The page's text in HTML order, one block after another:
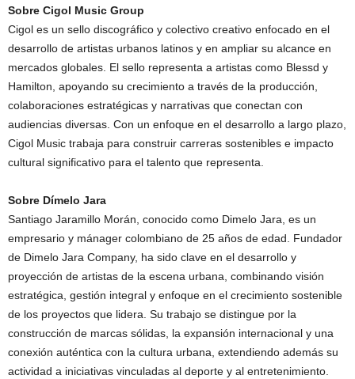
Sobre Cigol Music Group
Cigol es un sello discográfico y colectivo creativo enfocado en el
desarrollo de artistas urbanos latinos y en ampliar su alcance en
mercados globales. El sello representa a artistas como Blessd y
Hamilton, apoyando su crecimiento a través de la producción,
colaboraciones estratégicas y narrativas que conectan con
audiencias diversas. Con un enfoque en el desarrollo a largo plazo,
Cigol Music trabaja para construir carreras sostenibles e impacto
cultural significativo para el talento que representa.
Sobre Dímelo Jara
Santiago Jaramillo Morán, conocido como Dimelo Jara, es un
empresario y mánager colombiano de 25 años de edad. Fundador
de Dimelo Jara Company, ha sido clave en el desarrollo y
proyección de artistas de la escena urbana, combinando visión
estratégica, gestión integral y enfoque en el crecimiento sostenible
de los proyectos que lidera. Su trabajo se distingue por la
construcción de marcas sólidas, la expansión internacional y una
conexión auténtica con la cultura urbana, extendiendo además su
actividad a iniciativas vinculadas al deporte y al entretenimiento.